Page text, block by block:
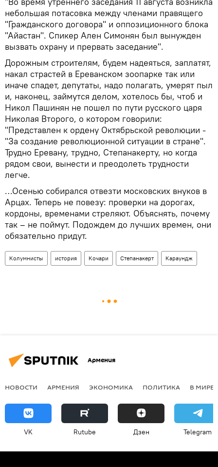
небольшая потасовка между членами правящего
"Гражданского договора" и оппозиционного блока
"Айастан". Спикер Ален Симонян был вынужден
вызвать охрану и прервать заседание".
Дорожным строителям, будем надеяться, заплатят,
накал страстей в Ереванском зоопарке так или
иначе спадет, депутаты, надо полагать, умерят пыл
и, наконец, займутся делом, хотелось бы, чтоб и
Никол Пашинян не пошел по пути русского царя
Николая Второго, о котором говорили:
"Представлен к ордену Октябрьской революции -
"За создание революционной ситуации в стране".
Трудно Еревану, трудно, Степанакерту, но когда
рядом свои, вынести и преодолеть трудности
легче.
…Осенью собирался отвезти московских внуков в
Арцах. Теперь не повезу: проверки на дорогах,
кордоны, временами стреляют. Объяснять, почему
так – не поймут. Подождем до лучших времен, они
обязательно придут.
Колумнисты история Кочари Степанакерт Караундж
Армения
НОВОСТИ АРМЕНИЯ ЭКОНОМИКА ПОЛИТИКА В МИРЕ
VK Rutube Дзен Telegram